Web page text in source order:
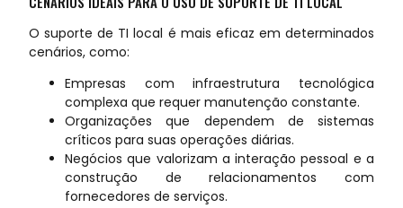
O suporte de TI local é mais eficaz em determinados
cenários, como:
Empresas com infraestrutura tecnológica
complexa que requer manutenção constante.
Organizações que dependem de sistemas
críticos para suas operações diárias.
Negócios que valorizam a interação pessoal e a
construção de relacionamentos com
fornecedores de serviços.